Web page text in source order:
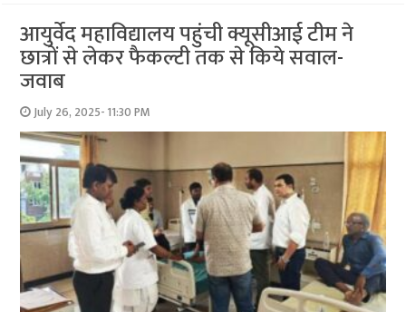
आयुर्वेद महाविद्यालय पहुंची क्यूसीआई टीम ने
छात्रों से लेकर फैकल्टी तक से किये सवाल-
जवाब
July 26, 2025- 11:30 PM